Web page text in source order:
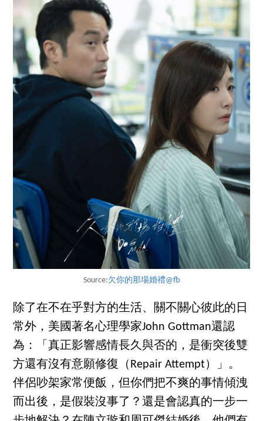
Source:欠你的那場婚禮@fb
除了在不在乎對方的生活、關不關心彼此的日
常外，美國著名心理學家John Gottman還認
為：「真正影響感情長久與否的，是衝突後雙
方還有沒有意願修復（Repair Attempt）」。
伴侶吵架家常便飯，但你們把不爽的事情傾洩
而出後，是假裝沒事了？還是會認真的一步一